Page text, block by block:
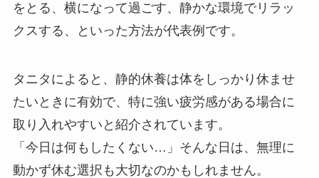
をとる、横になって過ごす、静かな環境でリラッ
クスする、といった方法が代表例です。
タニタによると、静的休養は体をしっかり休ませ
たいときに有効で、特に強い疲労感がある場合に
取り入れやすいと紹介されています。
「今日は何もしたくない…」そんな日は、無理に
動かず休む選択も大切なのかもしれません。